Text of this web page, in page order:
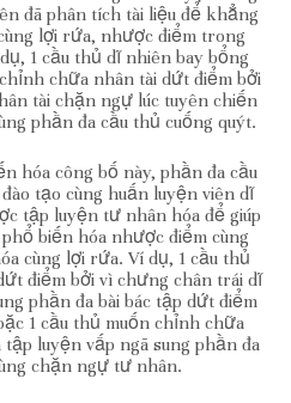
đã phân tích tài liệu để khẳng
lợi rứa, nhược điểm trong
1 cầu thủ dĩ nhiên bay bổng
chữa nhân tài dứt điểm bởi
tài chặn ngự lúc tuyên chiến
phần đa cầu thủ cuống quýt.
hóa công bố này, phần đa cầu
tạo cùng huấn luyện viên dĩ
tập luyện tư nhân hóa để giúp
biến hóa nhược điểm cùng
cùng lợi rứa. Ví dụ, 1 cầu thủ
điểm bởi vì chưng chân trái dĩ
phần đa bài bác tập dứt điểm
1 cầu thủ muốn chỉnh chữa
luyện vấp ngã sung phần đa
chặn ngự tư nhân.